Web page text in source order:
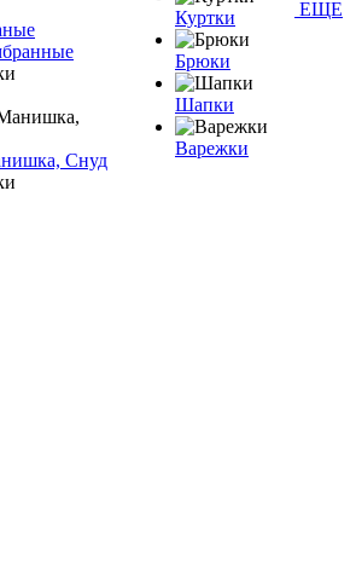
Снуд
Куртки
Брюки
Шапки
Варежки
ЕЩЕ